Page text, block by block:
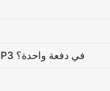
هل يمكنني استخراج الصوت من ملفات WebM متعددة إلى MP3 في دفعة واحدة؟